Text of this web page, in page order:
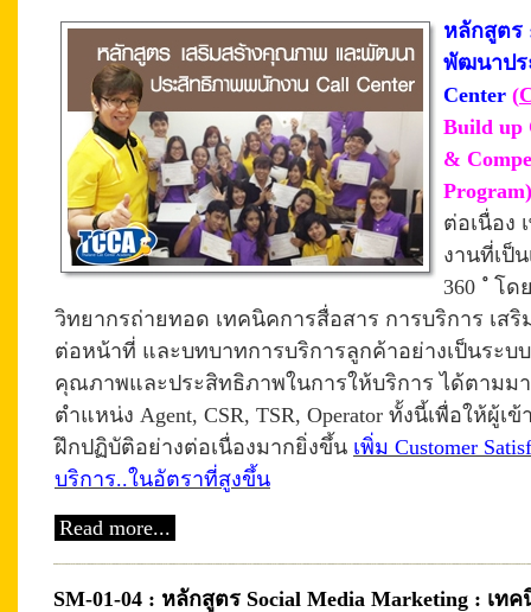
หลักสูตร
พัฒนาปร
Center (
Build up
&
ต่อเนื่อง
งานที่เป็
360 ํ โด
วิทยากรถ่ายทอด เทคนิคการสื่อสาร การบริการ เส
ต่อหน้าที่ และบทบาทการบริการลูกค้าอย่างเป็นระ
คุณภาพและประสิทธิภาพในการให้บริการ ได้ตามม
ตำแหน่ง Agent, CSR, TSR, Operator ทั้งนี้เพื่อให้ผู้เ
ฝึกปฏิบัติอย่างต่อเนื่องมากยิ่งขึ้น เพิ่ม Customer
บริการ..ในอัตราที่สูงขึ้น
Read more...
SM-01-04 : หลักสูตร Social Media Marketing : เท